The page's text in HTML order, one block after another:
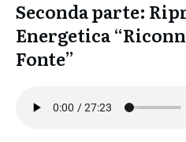
Seconda parte:
Energetica
Fonte”